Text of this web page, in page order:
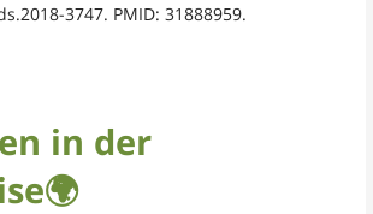
3747. PMID: 31888959.
in der
🌍